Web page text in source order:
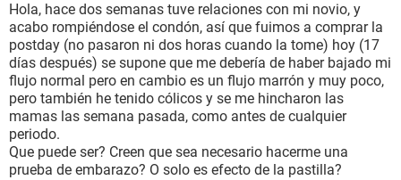
BIENESTAR
SEXUALIDAD
GLOSARIO
Hola, hace dos semanas tuve relaciones con mi novio, y
acabo rompiéndose el condón, así que fuimos a comprar la
postday (no pasaron ni dos horas cuando la tome) hoy (17
días después) se supone que me debería de haber bajado mi
flujo normal pero en cambio es un flujo marrón y muy poco,
pero también he tenido cólicos y se me hincharon las
mamas las semana pasada, como antes de cualquier
periodo.
Que puede ser? Creen que sea necesario hacerme una
prueba de embarazo? O solo es efecto de la pastilla?